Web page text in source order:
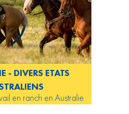
- DIVERS ETATS
en ranch en Australie